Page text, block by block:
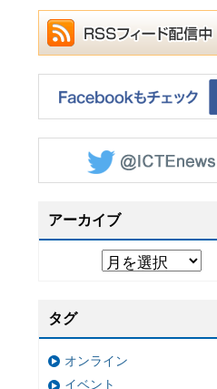
アーカイブ
タグ
オンライン
イベント